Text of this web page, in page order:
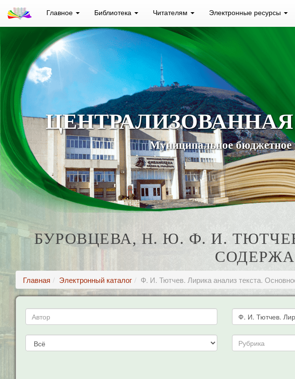
Главное Библиотека Читателям Электронные ресурсы
Муниципальное бюджетное
БУРОВЦЕВА, H. Ю. Ф. И.
Главная Электронный каталог Ф. И. Тютчев. Лирика анализ текста.